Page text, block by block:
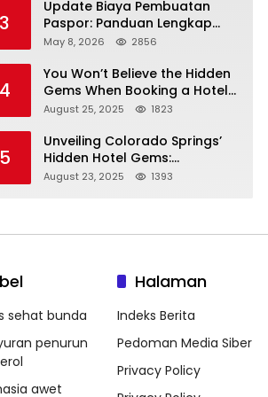
3
Update Biaya Pembuatan
Paspor: Panduan Lengkap
Tarif Resmi Negara!
May 8, 2026 2856
4
You Won’t Believe the Hidden
Gems When Booking a Hotel
in Louisville KY—From Cheap
August 25, 2025 1823
5
Unveiling Colorado Springs’
Hidden Hotel Gems:
Affordable Stays, Luxury
August 23, 2025 1393
sehat bunda
penurun
awet
Halaman
Indeks Berita
Pedoman Media Siber
Privacy Policy